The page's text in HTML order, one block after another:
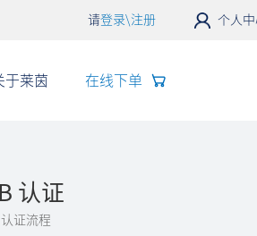
请登录\注册 个人中
于莱茵 在线下单
认证
认证流程